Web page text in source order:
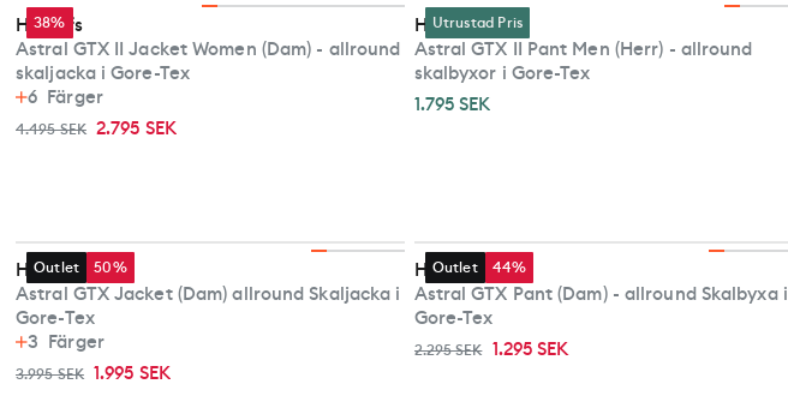
38%
Haglöfs
Astral GTX II Jacket Women (Dam) - allround
skaljacka i Gore-Tex
6 Färger
4.495 SEK 2.795 SEK
Utrustad Pris
Haglöfs
Astral GTX II Pant Men (Herr) - allround
skalbyxor i Gore-Tex
1.795 SEK
Outlet 50%
Haglöfs
Astral GTX Jacket (Dam) allround Skaljacka i
Gore-Tex
3 Färger
3.995 SEK 1.995 SEK
Outlet 44%
Haglöfs
Astral GTX Pant (Dam) - allround Skalbyxa i
Gore-Tex
2.295 SEK 1.295 SEK